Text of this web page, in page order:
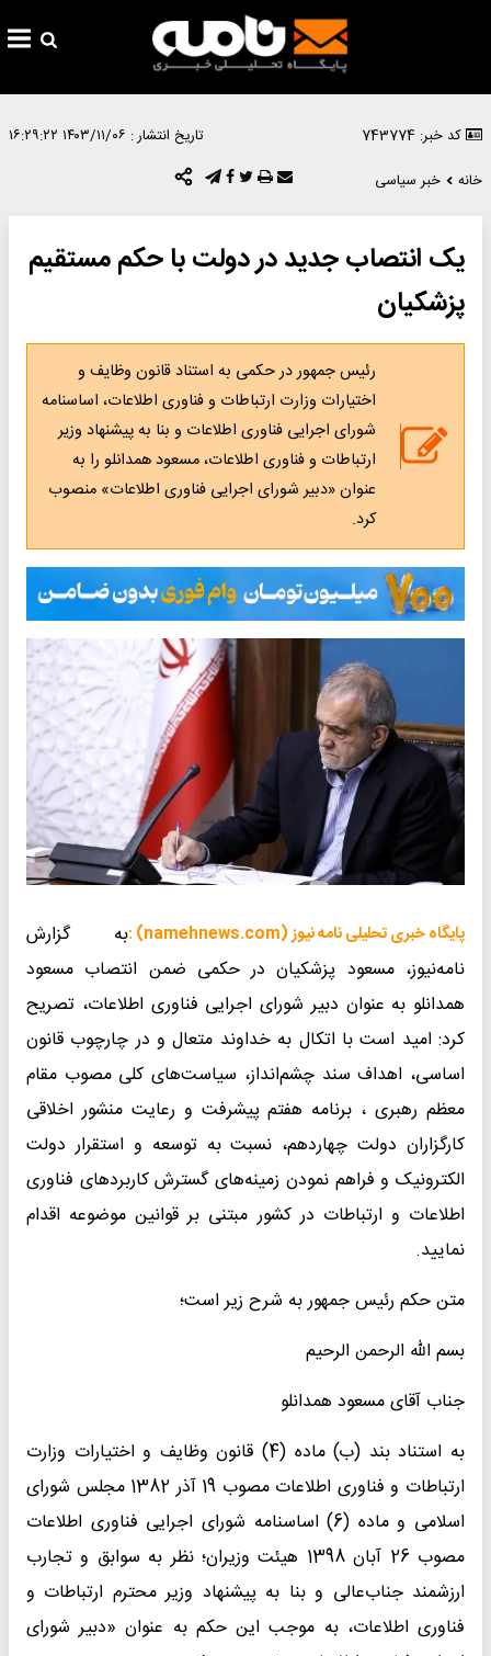
کد خبر: 743774 تاریخ انتشار : ۱۴۰۳/۱۱/۰۶ ۱۶:۲۹:۲۲
خانه
خبر سیاسی
یک انتصاب جدید در دولت با حکم مستقیم
پزشکیان
رئیس جمهور در حکمی به استناد قانون وظایف و
اختیارات وزارت ارتباطات و فناوری اطلاعات، اساسنامه
شورای اجرایی فناوری اطلاعات و بنا به پیشنهاد وزیر
ارتباطات و فناوری اطلاعات، مسعود همدانلو را به
عنوان «دبیر شورای اجرایی فناوری اطلاعات» منصوب
کرد.
پایگاه خبری تحلیلی نامه نیوز (namehnews.com) :
به گزارش
نامه‌نیوز، مسعود پزشکیان در حکمی ضمن انتصاب مسعود
همدانلو به عنوان دبیر شورای اجرایی فناوری اطلاعات، تصریح
کرد: امید است با اتکال به خداوند متعال و در چارچوب قانون
اساسی، اهداف سند چشم‌انداز، سیاست‌های کلی مصوب مقام
معظم رهبری ، برنامه هفتم پیشرفت و رعایت منشور اخلاقی
کارگزاران دولت چهاردهم، نسبت به توسعه و استقرار دولت
الکترونیک و فراهم نمودن زمینه‌های گسترش کاربردهای فناوری
اطلاعات و ارتباطات در کشور مبتنی بر قوانین موضوعه اقدام
نمایید.
متن حکم رئیس جمهور به شرح زیر است؛
بسم الله الرحمن الرحیم
جناب آقای مسعود همدانلو
به استناد بند (ب) ماده (4) قانون وظایف و اختیارات وزارت
ارتباطات و فناوری اطلاعات مصوب 19 آذر 1382 مجلس شورای
اسلامی و ماده (6) اساسنامه شورای اجرایی فناوری اطلاعات
مصوب 26 آبان 1398 هیئت وزیران؛ نظر به سوابق و تجارب
ارزشمند جناب‌عالی و بنا به پیشنهاد وزیر محترم ارتباطات و
فناوری اطلاعات، به موجب این حکم به عنوان «دبیر شورای